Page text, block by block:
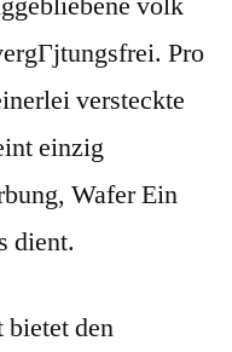
Pro
versteckte
einzig
Wafer Ein
dient.
den